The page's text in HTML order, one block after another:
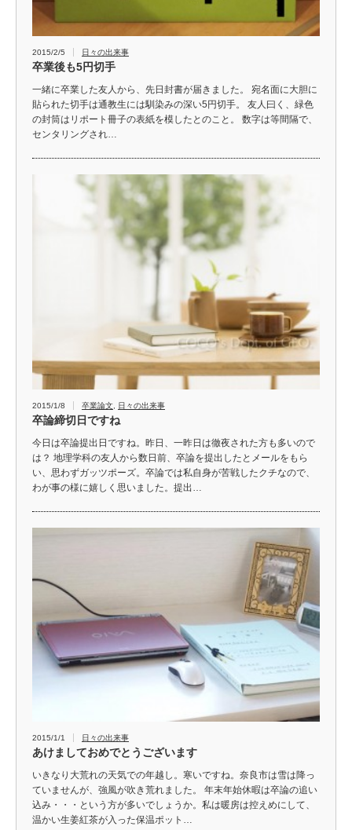
2015/2/5 日々の出来事
卒業後も5円切手
一緒に卒業した友人から、先日封書が届きました。 宛名面に大胆に
貼られた切手は通教生には馴染みの深い5円切手。 友人曰く、緑色
の封筒はリポート冊子の表紙を模したとのこと。 数字は等間隔で、
センタリングされ…
2015/1/8 卒業論文 日々の出来事
卒論締切日ですね
今日は卒論提出日ですね。昨日、一昨日は徹夜された方も多いので
は？ 地理学科の友人から数日前、卒論を提出したとメールをもら
い、思わずガッツポーズ。卒論では私自身が苦戦したクチなので、
わが事の様に嬉しく思いました。提出…
2015/1/1 日々の出来事
あけましておめでとうございます
いきなり大荒れの天気での年越し。寒いですね。奈良市は雪は降っ
ていませんが、強風が吹き荒れました。 年末年始休暇は卒論の追い
込み・・・という方が多いでしょうか。私は暖房は控えめにして、
温かい生姜紅茶が入った保温ポット…